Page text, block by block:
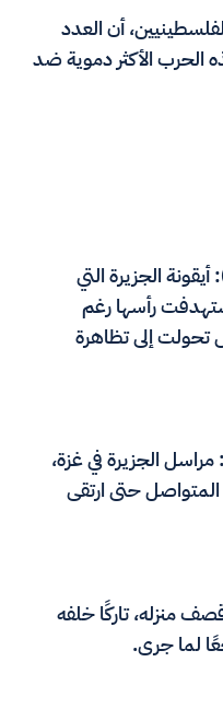
أن العدد
هذه الحرب الأكثر دموية ضد
أبو عاقلة (1971-2022): أيقونة الجزيرة التي
رأسها رغم
تحولت إلى تظاهرة
الغول (1997-2024): مراسل الجزيرة في غزة،
حتى ارتقى
منزله، تاركًا خلفه
لما جرى.